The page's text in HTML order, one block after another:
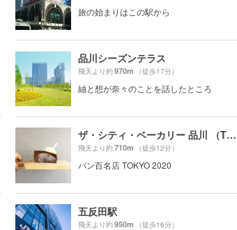
旅の始まりはこの駅から
品川シーズンテラス
飛天より約970m （徒歩17分）
紬と想が奈々のことを話したところ
ザ・シティ・ベーカリー 品川 （THE CITY BAKERY）
飛天より約710m （徒歩12分）
パン百名店 TOKYO 2020
五反田駅
飛天より約950m （徒歩16分）